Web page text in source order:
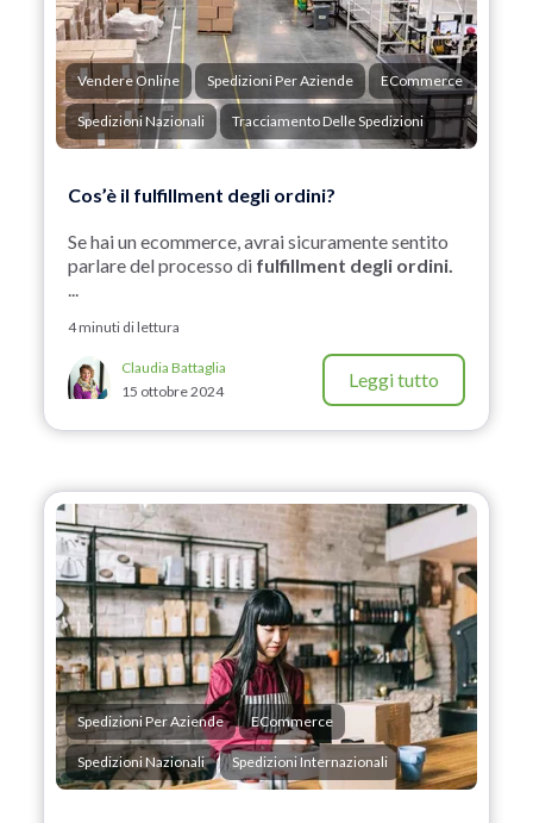
Vendere Online Spedizioni Per Aziende ECommerce
Spedizioni Nazionali Tracciamento Delle Spedizioni
Cos’è il fulfillment degli ordini?
Se hai un ecommerce, avrai sicuramente sentito
parlare del processo di fulfillment degli ordini.
...
4 minuti di lettura
Claudia Battaglia
15 ottobre 2024
Leggi tutto
Spedizioni Per Aziende ECommerce
Spedizioni Nazionali Spedizioni Internazionali